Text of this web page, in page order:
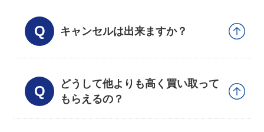
キャンセルは出来ますか？
どうして他よりも高く買い取って
もらえるの？